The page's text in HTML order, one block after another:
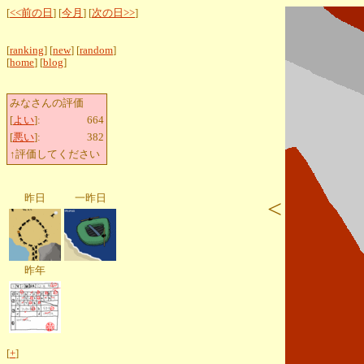
[<<前の日 ] [今月 ] [次の日>>]
[ranking] [new] [random]
[home] [blog]
みなさんの評価
[よい]:
664
[悪い]:
382
↑評価してください
昨日 一昨日
昨年
[+]
<